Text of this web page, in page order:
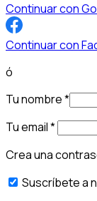
Continuar con
Continuar con
ó
Tu nombre*
Tu email*
Crea una
Suscríbete a